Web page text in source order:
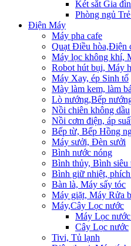
Két sắt Gia
Phòng ngủ
Điện Máy
Máy pha cafe
Quạt Điều hòa,Điện
Máy lọc không khí,
Robot hút bụi, Máy
Máy Xay, ép Sinh tố
Mày làm kem, làm
Lò nướng,Bếp
Nồi chiên không dầu
Nồi cơm điện, áp
Bếp từ, Bếp Hồng
Máy sưởi, Đèn sưởi
Bình nước nóng
Bình thủy, Bình siêu
Bình giữ nhiệt,
Bàn là, Máy sấy tóc
Máy giặt, Máy Rửa
Máy,Cây Lọc nước
Máy Lọc
Cây Lọc nước
Tivi, Tủ lạnh